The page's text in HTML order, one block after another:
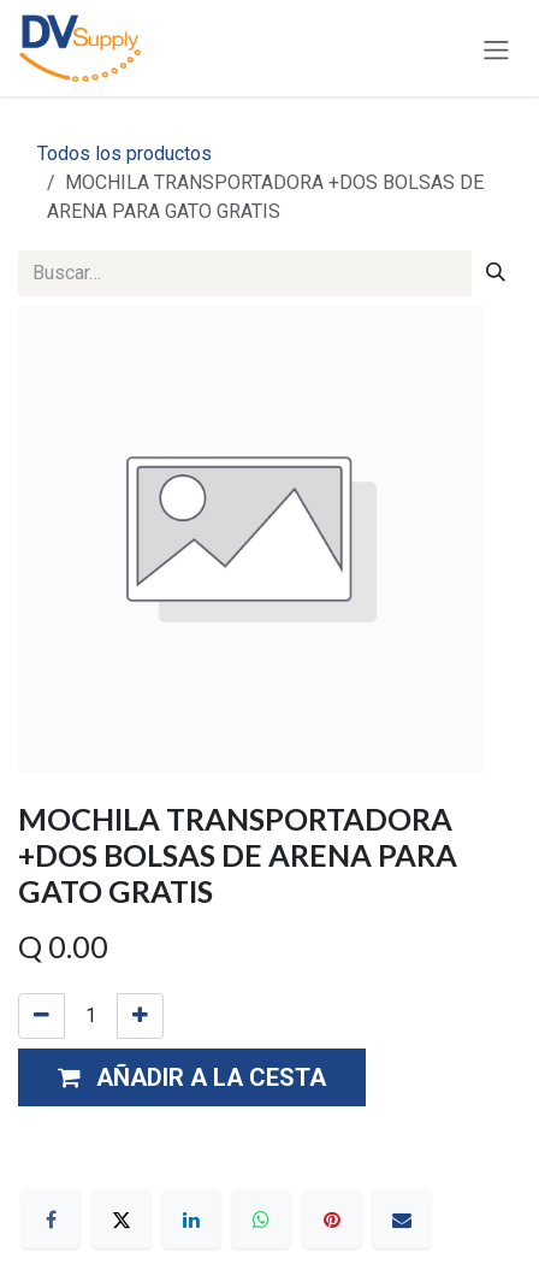
Ir al contenido
Todos los productos
MOCHILA TRANSPORTADORA +DOS BOLSAS DE
ARENA PARA GATO GRATIS
MOCHILA TRANSPORTADORA
+DOS BOLSAS DE ARENA PARA
GATO GRATIS
Q 0.00
AÑADIR A LA CESTA